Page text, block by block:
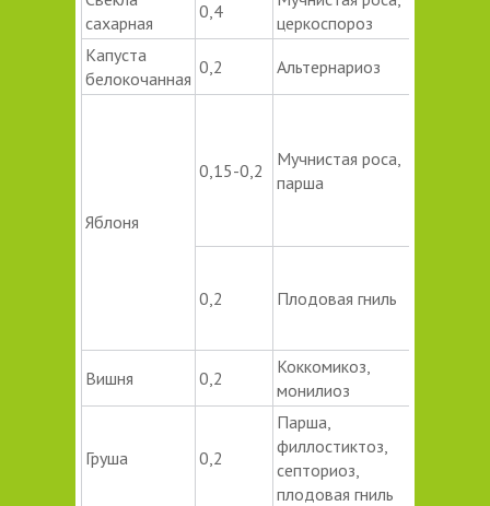
сахарная
0,4
церкоспороз
Капуста
белокочанная
0,2 Альтернариоз
Яблоня
0,15-0,2
Мучнистая роса,
парша
0,2 Плодовая гниль
Вишня
0,2
Коккомикоз,
монилиоз
Груша 0,2
Парша,
филлостиктоз,
септориоз,
плодовая гниль